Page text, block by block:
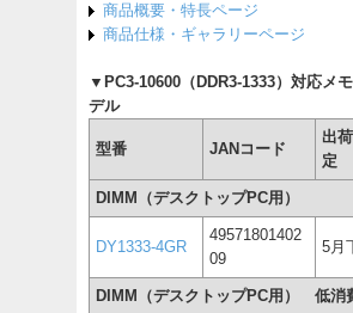
商品概要・特長ページ
商品仕様・ギャラリーページ
▼PC3-10600（DDR3-1333）対応メ
デル
型番 JANコード
出
定
DIMM（デスクトップPC用）
DY1333-4GR
49571801402
09
5月
DIMM（デスクトップPC用） 低消